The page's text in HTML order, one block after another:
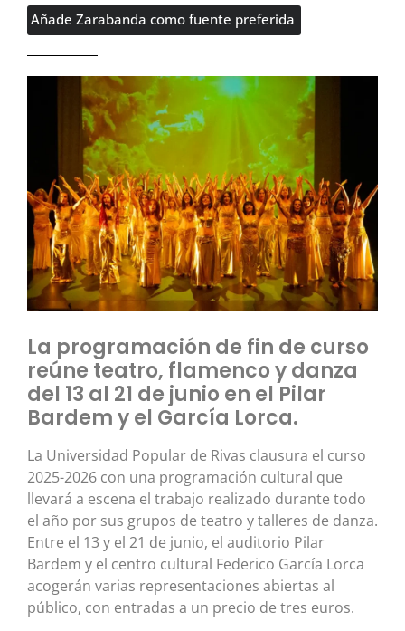
Añade Zarabanda como fuente preferida
La programación de fin de curso
reúne teatro, flamenco y danza
del 13 al 21 de junio en el Pilar
Bardem y el García Lorca.
La Universidad Popular de Rivas clausura el curso
2025-2026 con una programación cultural que
llevará a escena el trabajo realizado durante todo
el año por sus grupos de teatro y talleres de danza.
Entre el 13 y el 21 de junio, el auditorio Pilar
Bardem y el centro cultural Federico García Lorca
acogerán varias representaciones abiertas al
público, con entradas a un precio de tres euros.